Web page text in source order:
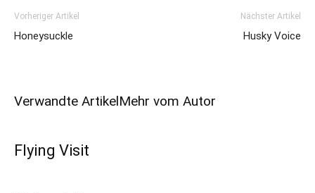
Vorheriger Artikel
Honeysuckle
Nächster Artikel
Husky Voice
Verwandte ArtikelMehr vom Autor
Flying Visit